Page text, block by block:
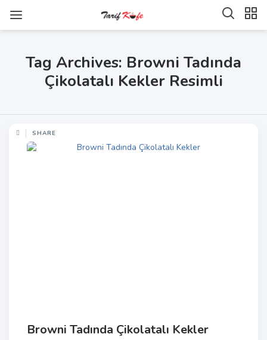
Tag Archives: Browni Tadında
Çikolatalı Kekler Resimli
SHARE
Browni Tadında Çikolatalı Kekler